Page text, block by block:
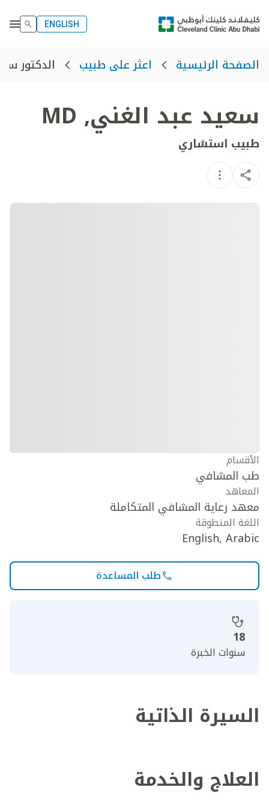
ENGLISH
الصفحة الرئيسية اعثر على طبيب الدكتور
سعيد عبد الغني,
MD
طبيب استشاري
الأقسام
طب المشافي
المعاهد
معهد رعاية المشافي المتكاملة
اللغة المنطوقة
English, Arabic
طلب المساعدة
18
سنوات الخبرة
السيرة الذاتية
العلاج والخدمة